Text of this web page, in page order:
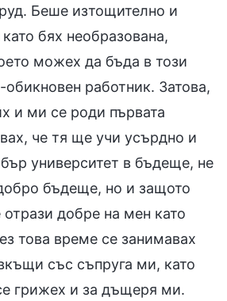
Беше изтощително и
бях необразована,
можех да бъда в този
работник. Затова,
и ми се роди първата
че тя ще учи усърдно и
университет в бъдеще, не
бъдеще, но и защото
добре на мен като
това време се занимавах
със съпруга ми, като
грижех и за дъщеря ми.